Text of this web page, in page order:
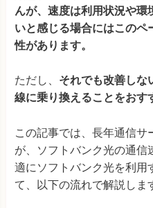
んが、速度は利用状況や環
いと感じる場合にはこのペ
性があります。
ただし、 それでも改善しな
線に乗り換えることをおす
この記事では、長年通信
が、ソフトバンク光の通信
適にソフトバンク光を利用
て、以下の流れで解説しま